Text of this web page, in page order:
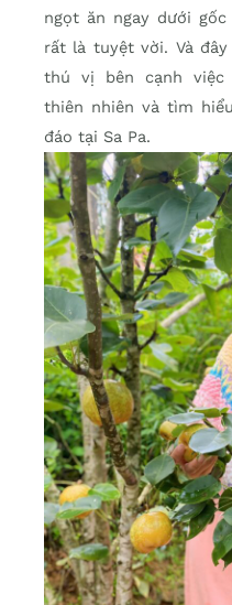
ngọt ăn ngay dưới
rất là tuyệt vời. Và
thú vị bên cạnh việc
thiên nhiên và tìm
đáo tại Sa Pa.